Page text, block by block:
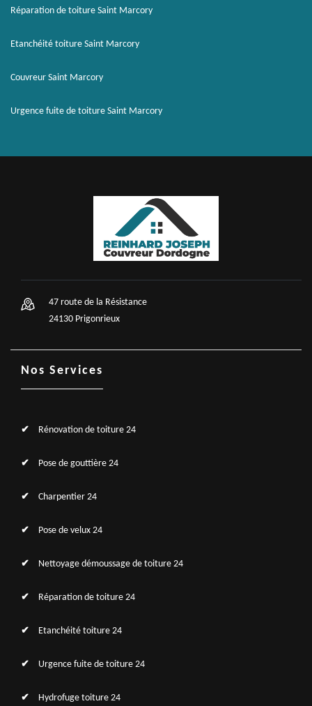
Réparation de toiture Saint Marcory
Etanchéité toiture Saint Marcory
Couvreur Saint Marcory
Urgence fuite de toiture Saint Marcory
47 route de la Résistance
24130 Prigonrieux
Nos Services
Rénovation de toiture 24
Pose de gouttière 24
Charpentier 24
Pose de velux 24
Nettoyage démoussage de toiture 24
Réparation de toiture 24
Etanchéité toiture 24
Urgence fuite de toiture 24
Hydrofuge toiture 24